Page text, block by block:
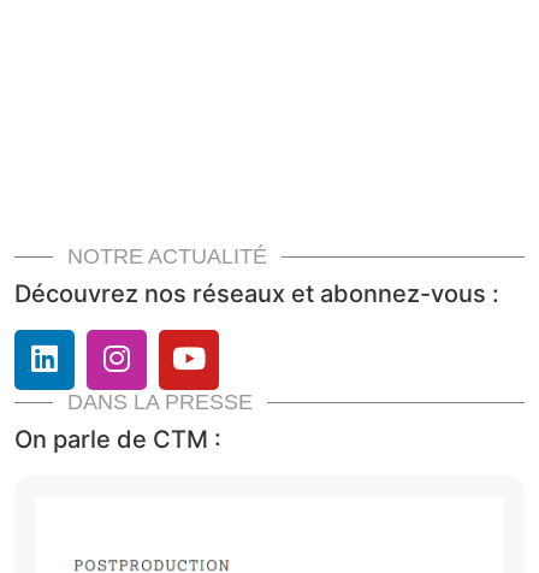
NOTRE ACTUALITÉ
Découvrez nos réseaux et abonnez-vous :
DANS LA PRESSE
On parle de CTM :